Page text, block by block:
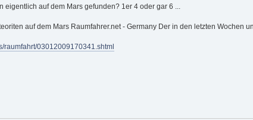
auf dem Mars gefunden? 1er 4 oder gar 6 ...
auf dem Mars Raumfahrer.net - Germany Der in den letzten Wochen
raumfahrt/03012009170341.shtml